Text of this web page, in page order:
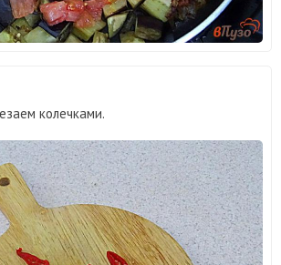
колечками.